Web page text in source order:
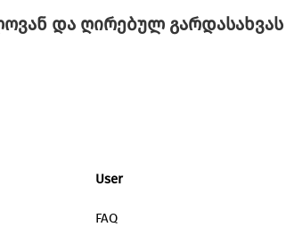
და ღირებულ გარდასახვას
User
FAQ